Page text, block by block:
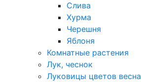
Слива
Хурма
Черешня
Яблоня
Комнатные растения
Лук, чеснок
Луковицы цветов весна